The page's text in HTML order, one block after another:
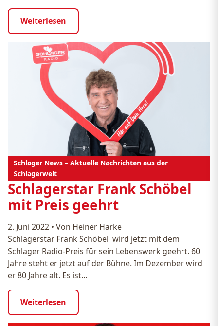
Weiterlesen
Schlager News – Aktuelle Nachrichten aus der
Schlagerwelt
Schlagerstar Frank Schöbel
mit Preis geehrt
2. Juni 2022 • Von Heiner Harke
Schlagerstar Frank Schöbel wird jetzt mit dem
Schlager Radio-Preis für sein Lebenswerk geehrt. 60
Jahre steht er jetzt auf der Bühne. Im Dezember wird
er 80 Jahre alt. Es ist…
Weiterlesen